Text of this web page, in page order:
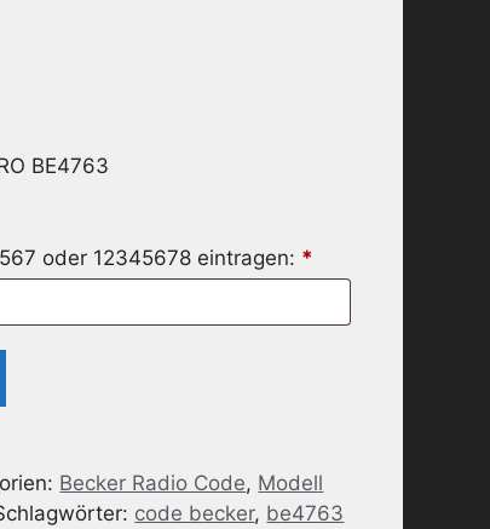
BE4763
oder 12345678 eintragen: *
Becker Radio Code, Modell
code becker, be4763